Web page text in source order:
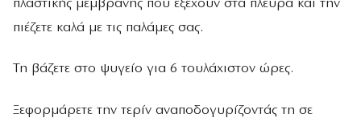
πλαστικής µεµβράνης που εξέχουν στα πλευρά και την
πιέζετε καλά µε τις παλάµες σας.
Τη βάζετε στο ψυγείο για 6 τουλάχιστον ώρες.
Ξεφορµάρετε την τερίν αναποδογυρίζοντάς τη σε